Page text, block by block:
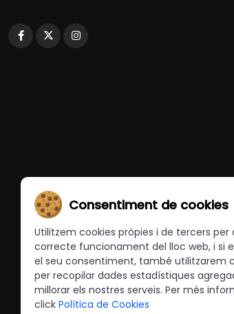
Consentiment de cookies
Utilitzem cookies pròpies i de tercers per
correcte funcionament del lloc web, i si
el seu consentiment, també utilitzarem
per recopilar dades estadístiques
millorar els nostres serveis. Per més
click Política de Cookies